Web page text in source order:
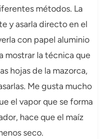
métodos. La
y asarla directo en el
con papel aluminio
mostrar la técnica que
hojas de la mazorca,
Me gusta mucho
el vapor que se forma
hace que el maíz
seco.